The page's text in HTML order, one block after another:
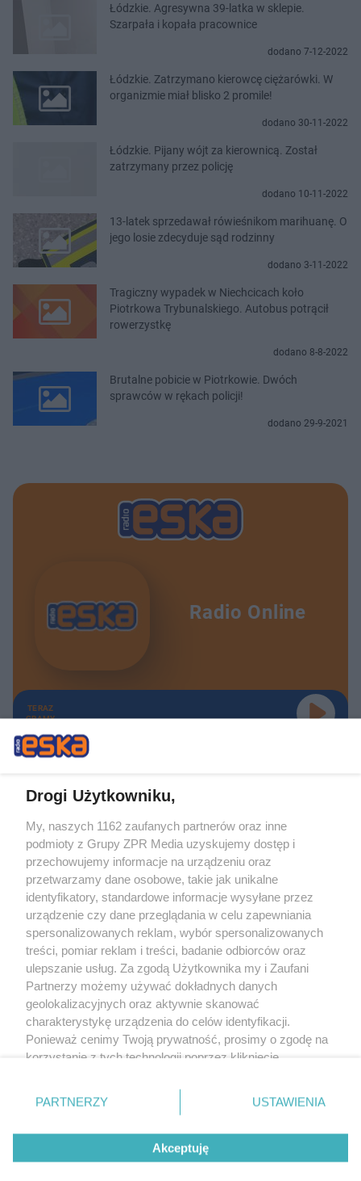
Łódzkie. Agresywna 39-latka w sklepie.
Szarpała i kopała pracownice
dodano 7-12-2022
Łódzkie. Zatrzymano kierowcę ciężarówki. W
organizmie miał blisko 2 promile!
dodano 30-11-2022
Łódzkie. Pijany wójt za kierownicą. Został
zatrzymany przez policję
dodano 10-11-2022
13-latek sprzedawał rówieśnikom marihuanę. O
jego losie zdecyduje sąd rodzinny
dodano 3-11-2022
Tragiczny wypadek w Niechcicach koło
Piotrkowa Trybunalskiego. Autobus potrącił
rowerzystkę
dodano 8-8-2022
Brutalne pobicie w Piotrkowie. Dwóch
sprawców w rękach policji!
dodano 29-9-2021
Radio Online
TERAZ
GRAMY
Żaden utwór zamieszczony w serwisie nie może być powielany i
rozpowszechniany lub dalej rozpowszechniany w jakikolwiek sposób (w
tym także elektroniczny lub mechaniczny) na jakimkolwiek polu
eksploatacji w jakiejkolwiek formie, włącznie z umieszczaniem w Internecie
bez pisemnej zgody właściciela praw. Jakiekolwiek użycie lub
wykorzystanie utworów w całości lub w części z naruszeniem prawa, tzn.
bez właściwej zgody, jest zabronione pod groźbą kary i może być ścigane
prawnie.
O nas
Drogi Użytkowniku,
My, naszych 1162 zaufanych partnerów oraz inne
podmioty z Grupy ZPR Media uzyskujemy dostęp i
przechowujemy informacje na urządzeniu oraz
przetwarzamy dane osobowe, takie jak unikalne
identyfikatory, standardowe informacje wysyłane przez
urządzenie czy dane przeglądania w celu zapewniania
spersonalizowanych reklam, wybór spersonalizowanych
treści, pomiar reklam i treści, badanie odbiorców oraz
ulepszanie usług. Za zgodą Użytkownika my i Zaufani
Partnerzy możemy używać dokładnych danych
geolokalizacyjnych oraz aktywnie skanować
charakterystykę urządzenia do celów identyfikacji.
Ponieważ cenimy Twoją prywatność, prosimy o zgodę na
korzystanie z tych technologii poprzez kliknięcie
zmienić/wycofać klikając przycisk ustawień prywatności
znajdujący się w lewym dolnym rogu strony
rodzaje przetwarzania danych nie wymagają zgody
użytkownika, ale masz prawo sprzeciwić się takiemu
przetwarzaniu. Preferencje będą miały zastosowanie tylko
PARTNERZY USTAWIENIA
Akceptuję